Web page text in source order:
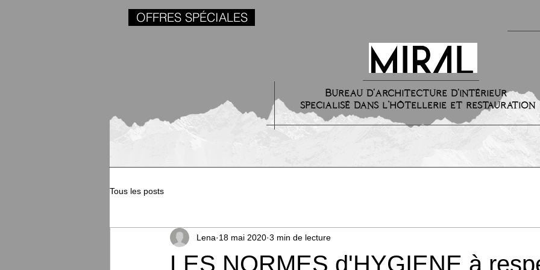
OFFRES SPÉCIALES
Bureau d'architecture d'intérieur
specialisé dans l’hôtellerie et restauration
Tous les posts
LES NORMES d'HYGIENE à
Lena 18 mai 2020 3 min de lecture